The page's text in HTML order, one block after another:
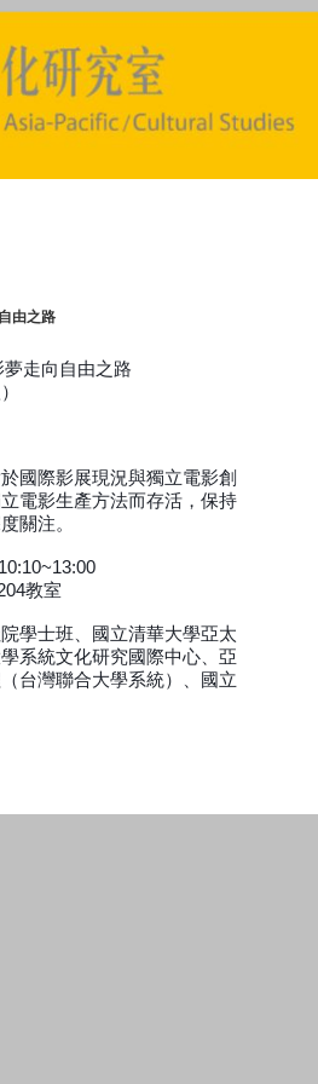
由之路
走向自由之路
國際影展現況與獨立電影創
電影生產方法而存活，保持
關注。
教室
學士班、國立清華大學亞太
系統文化研究國際中心、亞
台灣聯合大學系統）、國立